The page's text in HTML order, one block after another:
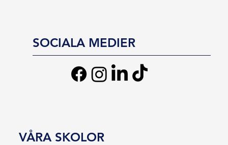
SOCIALA MEDIER
VÅRA SKOLOR